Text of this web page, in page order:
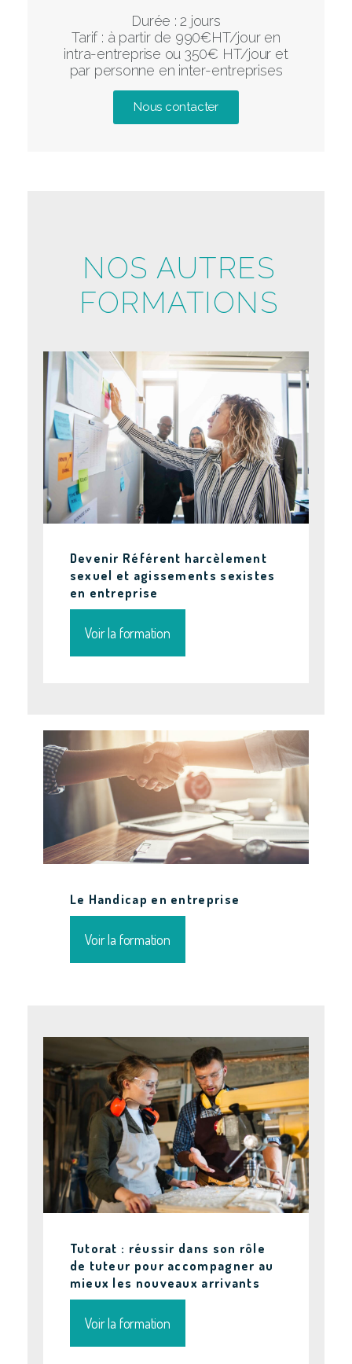
Durée : 2 jours
Tarif : à partir de 990€HT/jour en
intra-entreprise ou 350€ HT/jour et
par personne en inter-entreprises
Nous contacter
NOS AUTRES
FORMATIONS
Devenir Référent harcèlement
sexuel et agissements sexistes
en entreprise
Voir la formation
Le Handicap en entreprise
Voir la formation
Tutorat : réussir dans son rôle
de tuteur pour accompagner au
mieux les nouveaux arrivants
Voir la formation